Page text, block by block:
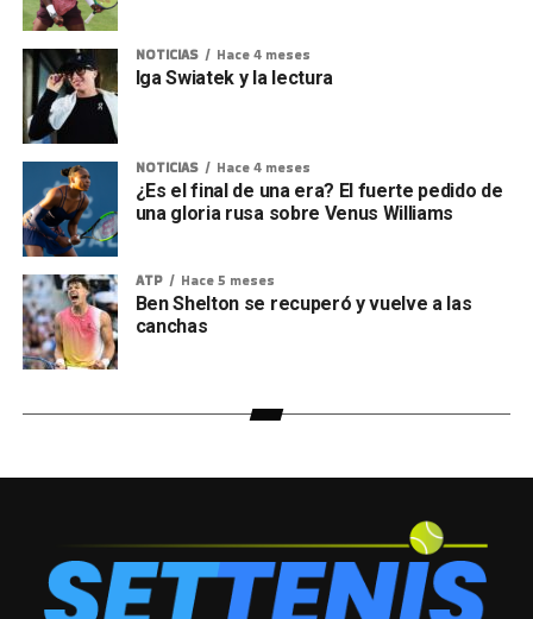
NOTICIAS Hace 4 meses
Iga Swiatek y la lectura
NOTICIAS Hace 4 meses
¿Es el final de una era? El fuerte pedido de
una gloria rusa sobre Venus Williams
ATP Hace 5 meses
Ben Shelton se recuperó y vuelve a las
canchas